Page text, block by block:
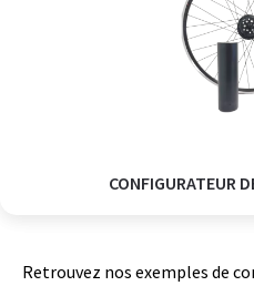
CONFIGURATEUR
Retrouvez nos exemples de